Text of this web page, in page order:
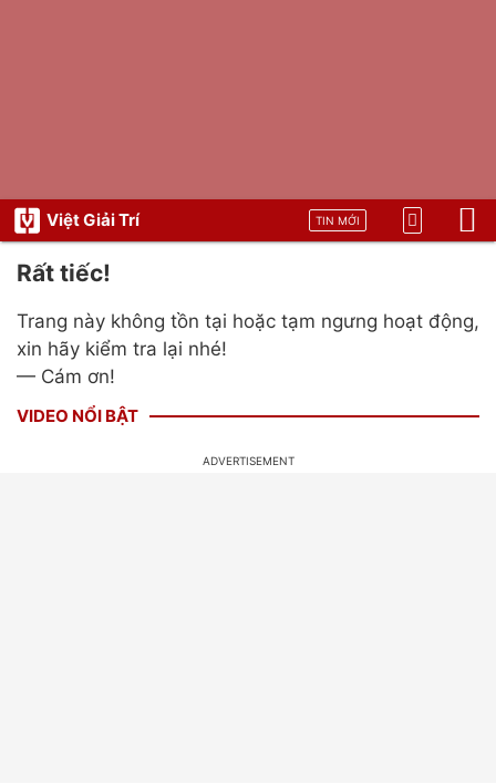
Việt Giải Trí TIN MỚI
Rất tiếc!
Trang này không tồn tại hoặc tạm ngưng hoạt động,
xin hãy kiểm tra lại nhé!
— Cám ơn!
VIDEO NỔI BẬT